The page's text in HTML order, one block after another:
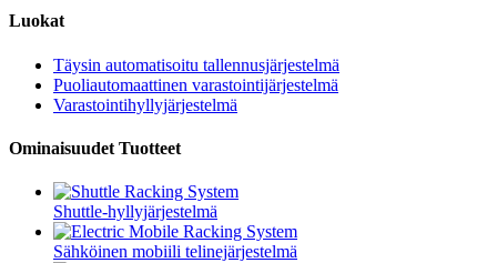
Luokat
Täysin automatisoitu tallennusjärjestelmä
Puoliautomaattinen varastointijärjestelmä
Varastointihyllyjärjestelmä
Ominaisuudet Tuotteet
Shuttle-hyllyjärjestelmä
Sähköinen mobiili telinejärjestelmä